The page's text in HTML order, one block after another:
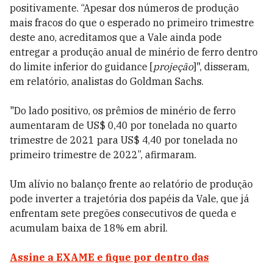
positivamente. “Apesar dos números de produção
mais fracos do que o esperado no primeiro trimestre
deste ano, acreditamos que a Vale ainda pode
entregar a produção anual de minério de ferro dentro
do limite inferior do guidance [projeção]", disseram,
em relatório, analistas do Goldman Sachs.
"Do lado positivo, os prêmios de minério de ferro
aumentaram de US$ 0,40 por tonelada no quarto
trimestre de 2021 para US$ 4,40 por tonelada no
primeiro trimestre de 2022”, afirmaram.
Um alívio no balanço frente ao relatório de produção
pode inverter a trajetória dos papéis da Vale, que já
enfrentam sete pregões consecutivos de queda e
acumulam baixa de 18% em abril.
Assine a EXAME e fique por dentro das